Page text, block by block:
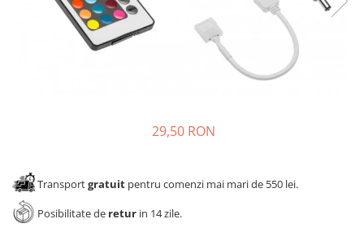
Solutii de curatat & adezivi
Canturi ABS
Clesti/ patenti
29,50 RON
Transportgratuit pentru comenzi mai mari de 550 lei.
Posibilitate de retur in 14 zile.